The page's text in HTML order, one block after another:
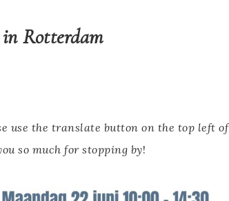
in Rotterdam
use the translate button on the top left of
so much for stopping by!